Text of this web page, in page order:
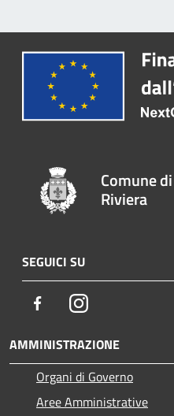
Comune
Riviera
SEGUICI SU
FacebookInstagram
AMMINISTRAZIONE
Organi di Governo
Aree Amministrative